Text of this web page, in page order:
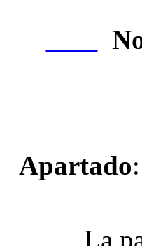
Apartado:
La